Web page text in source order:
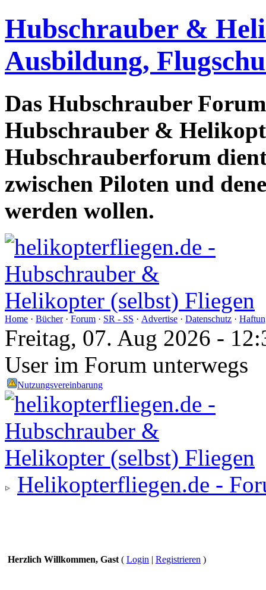
Hubschrauber &
Ausbildung,
Das Hubschrauber
Hubschrauber &
Hubschrauberforum
zwischen Piloten und
werden wollen.
Home · Bücher· Forum · SR - SS · Advertise · Datenschutz ·
Freitag, 07. Aug 2026 -
User im Forum unterwegs
Nutzungsvereinbarung
Helikopterfliegen.de -
Herzlich Willkommen, Gast ( Login | Registrieren )